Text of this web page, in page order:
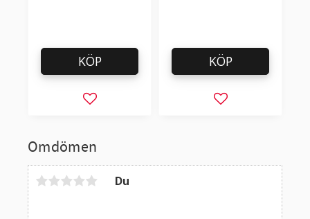
Omdömen
Du
Lägg till i favoriter
KÖP
Lägg till i
KÖP